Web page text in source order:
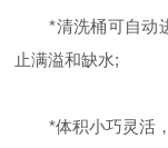
*清洗桶可自动进
止满溢和缺水;
*体积小巧灵活，